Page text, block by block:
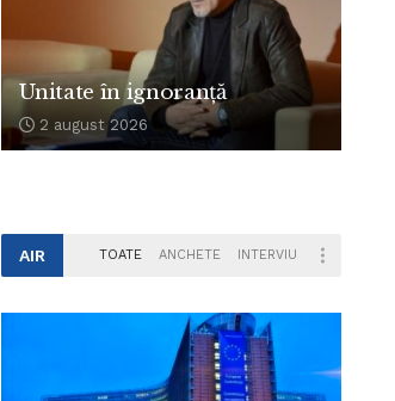
Unitate în ignoranță
2 august 2026
AIR TOATE ANCHETE INTERVIU